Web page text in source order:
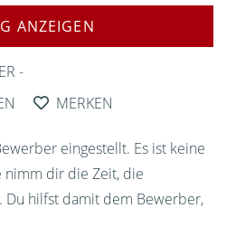
ANZEIGEN
MERKEN
eingestellt. Es ist keine
nimm dir die Zeit, die
. Du hilfst damit dem Bewerber,